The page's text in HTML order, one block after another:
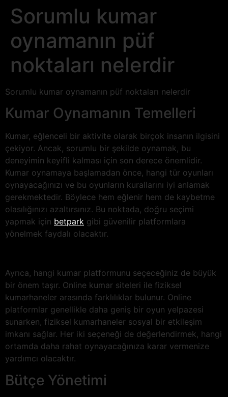
Sorumlu kumar
oynamanın püf
noktaları nelerdir
Sorumlu kumar oynamanın püf noktaları nelerdir
Kumar Oynamanın Temelleri
Kumar, eğlenceli bir aktivite olarak birçok insanın ilgisini
çekiyor. Ancak, sorumlu bir şekilde oynamak, bu
deneyimin keyifli kalması için son derece önemlidir.
Kumar oynamaya başlamadan önce, hangi tür oyunları
oynayacağınızı ve bu oyunların kurallarını iyi anlamak
gerekmektedir. Böylece hem eğlenir hem de kaybetme
olasılığınızı azaltırsınız. Bu noktada, doğru seçimi
yapmak için betpark gibi güvenilir platformlara
yönelmek faydalı olacaktır.
Ayrıca, hangi kumar platformunu seçeceğiniz de büyük
bir önem taşır. Online kumar siteleri ile fiziksel
kumarhaneler arasında farklılıklar bulunur. Online
platformlar genellikle daha geniş bir oyun yelpazesi
sunarken, fiziksel kumarhaneler sosyal bir etkileşim
imkanı sağlar. Her iki seçeneği de değerlendirmek, hangi
ortamda daha rahat oynayacağınıza karar vermenize
yardımcı olacaktır.
Bütçe Yönetimi